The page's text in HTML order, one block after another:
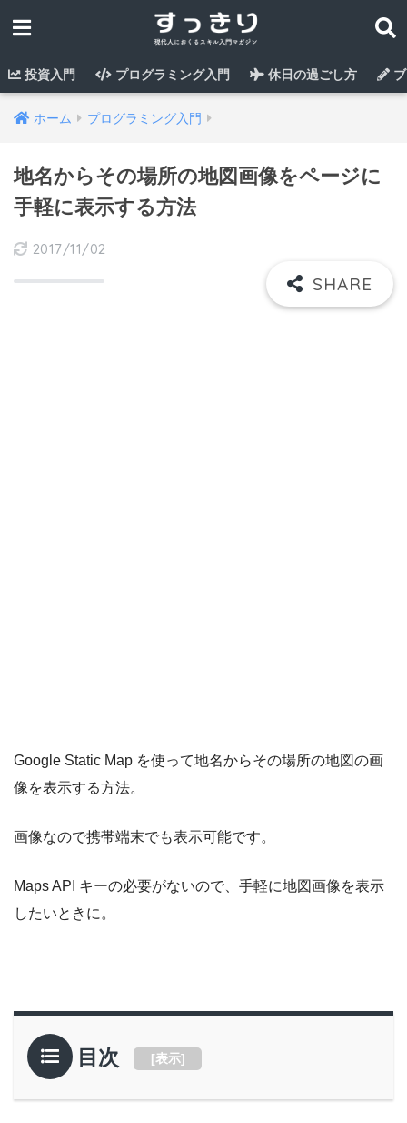
投資入門 プログラミング入門 休日の過ごし方
ホーム プログラミング入門
地名からその場所の地図画像をページに
手軽に表示する方法
2017/11/02
Google Static Map を使って地名からその場所の地図の画
像を表示する方法。
画像なので携帯端末でも表示可能です。
Maps API キーの必要がないので、手軽に地図画像を表示
したいときに。
目次 [表示]